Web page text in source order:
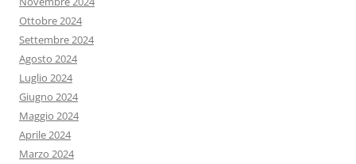
Ottobre 2024
Settembre 2024
Agosto 2024
Luglio 2024
Giugno 2024
Maggio 2024
Aprile 2024
Marzo 2024